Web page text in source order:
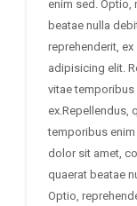
enim sed. Optio,
beatae nulla
reprehenderit,
adipisicing elit.
vitae temporibus
ex.Repellendus,
temporibus
dolor sit amet,
quaerat beatae
Optio,